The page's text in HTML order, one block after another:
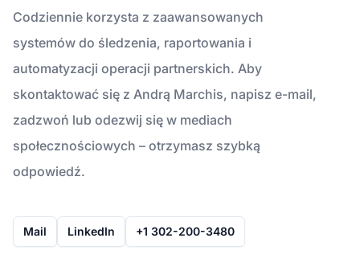
Codziennie korzysta z zaawansowanych
systemów do śledzenia, raportowania i
automatyzacji operacji partnerskich. Aby
skontaktować się z Andrą Marchis, napisz e-mail,
zadzwoń lub odezwij się w mediach
społecznościowych – otrzymasz szybką
odpowiedź.
Mail LinkedIn +1 302-200-3480